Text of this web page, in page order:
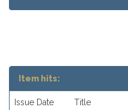
Item hits:
Issue Date Title